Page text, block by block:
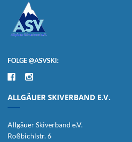
FOLGE @ASVSKI:
ALLGÄUER SKIVERBAND E.V.
Allgäuer Skiverband e.V.
Roßbichlstr. 6